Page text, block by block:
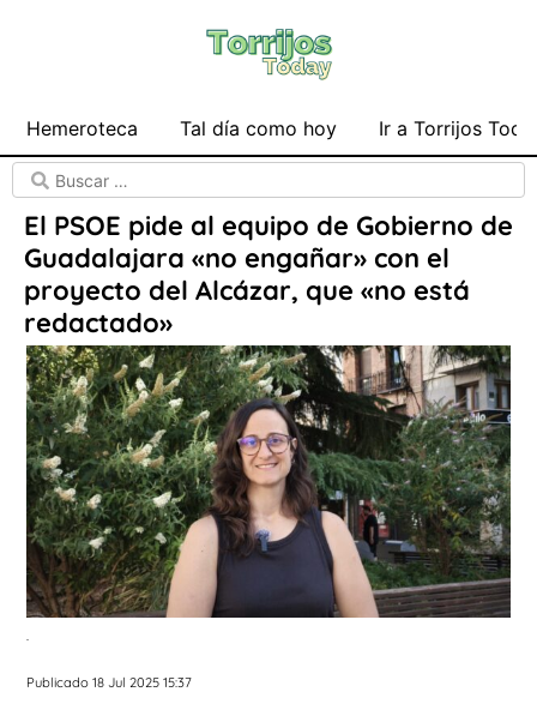
Hemeroteca Tal día como hoy Ir a Torrijos
El PSOE pide al equipo de Gobierno de
Guadalajara «no engañar» con el
proyecto del Alcázar, que «no está
redactado»
.
Publicado 18 Jul 2025 15:37